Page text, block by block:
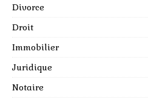
Divorce
Droit
Immobilier
Juridique
Notaire